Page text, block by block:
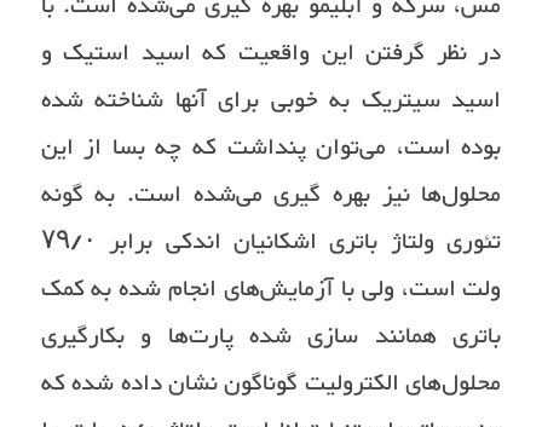
در نظر گرفتن این واقعیت که اسید استیک و
اسید سیتریک به خوبی برای آنها شناخته شده
بوده ‌است، می‌توان پنداشت که چه بسا از این
محلول‌ها نیز بهره گیری می‌شده ‌است. به گونه
تئوری ولتاژ باتری اشکانیان اندکی برابر ۷۹/۰
ولت است، ولی با آزمایش‌های انجام شده به کمک
باتری همانند سازی شده پارت‌ها و بکارگیری
محلول‌های الکترولیت گوناگون نشان داده شده که